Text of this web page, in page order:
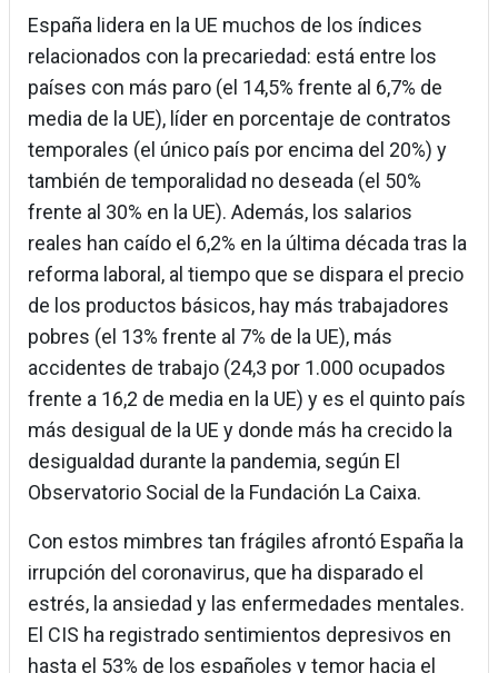
España lidera en la UE muchos de los índices
relacionados con la precariedad: está entre los
países con más paro (el 14,5% frente al 6,7% de
media de la UE), líder en porcentaje de contratos
temporales (el único país por encima del 20%) y
también de temporalidad no deseada (el 50%
frente al 30% en la UE). Además, los salarios
reales han caído el 6,2% en la última década tras la
reforma laboral, al tiempo que se dispara el precio
de los productos básicos, hay más trabajadores
pobres (el 13% frente al 7% de la UE), más
accidentes de trabajo (24,3 por 1.000 ocupados
frente a 16,2 de media en la UE) y es el quinto país
más desigual de la UE y donde más ha crecido la
desigualdad durante la pandemia, según El
Observatorio Social de la Fundación La Caixa.
Con estos mimbres tan frágiles afrontó España la
irrupción del coronavirus, que ha disparado el
estrés, la ansiedad y las enfermedades mentales.
El CIS ha registrado sentimientos depresivos en
hasta el 53% de los españoles y temor hacia el